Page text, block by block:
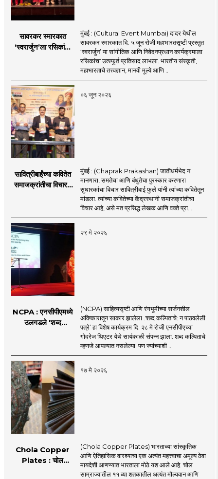
सावरकर स्मारकात
‘स्वरार्जुन’ला रसिकांची
मुंबई : (Cultural Event Mumbai) दादर येथील
सावरकर स्मारकात दि. ५ जून रोजी महाभारतसृष्टी प्रस्तुत
‘स्वरार्जुन’ या सांगीतिक आणि निवेदनप्रधान कार्यक्रमाला
रसिकांचा उत्स्फूर्त प्रतिसाद लाभला. भारतीय संस्कृती,
महाभारताचे तत्त्वज्ञान, मानवी मूल्ये आणि ..
०६ जून २०२६
सावित्रीबाईंच्या कवितेत
समाजक्रांतीचा विचार :
सावित्रीबाई फुले यांच्या
‘काव्यफुले’
कवितासंग्रहाचे प्रकाशन
मुंबई : (Chaprak Prakashan) जातीधर्मभेद न
मानणारा, समतेचा आणि बंधुतेचा पुरस्कार करणारा
सुधारकांचा विचार सावित्रीबाई फुले यांनी त्यांच्या कवितेतून
मांडला. त्यांच्या कवितेच्या केंद्रस्थानी समाजक्रांतीचा
विचार आहे, असे मत प्रसिद्ध लेखक आणि वक्ते प्रा. ..
२९ मे २०२६
NCPA : एनसीपीएमध्ये
उलगडले 'शब्द
(NCPA) साहित्यसृष्टी आणि रंगभूमीच्या सर्जनशील
अविष्कारातून साकार झालेला .'शब्द कल्पिताचे: न पाठवलेली
पत्रे’ हा विशेष कार्यक्रम दि. २८ मे रोजी एनसीपीएच्या
गोदरेज थिएटर येथे सायंकाळी संपन्न झाला. शब्द कल्पिताचे
म्हणजे आपल्यात नसलेल्या; पण ज्यांच्याशी ..
१७ मे २०२६
Chola Copper
Plates : चोल
(Chola Copper Plates) भारताच्या सांस्कृतिक
आणि ऐतिहासिक वारश्याचा एक अत्यंत महत्त्वाचा अमूल्य ठेवा
मायदेशी आणण्यात भारताला मोठे यश आले आहे. चोल
साम्राज्यातील ११ व्या शतकातील अत्यंत मौल्यवान आणि